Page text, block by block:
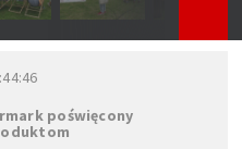
poświęcony